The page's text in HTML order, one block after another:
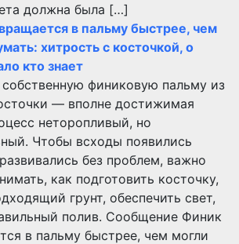
должна была […]
в пальму быстрее, чем
хитрость с косточкой, о
кто знает
финиковую пальму из
— вполне достижимая
неторопливый, но
Чтобы всходы появились
без проблем, важно
как подготовить косточку,
грунт, обеспечить свет,
полив. Сообщение Финик
в пальму быстрее, чем могли